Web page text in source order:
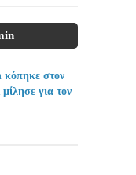
στον
για τον